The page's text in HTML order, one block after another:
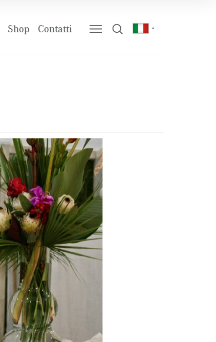
Shop Contatti